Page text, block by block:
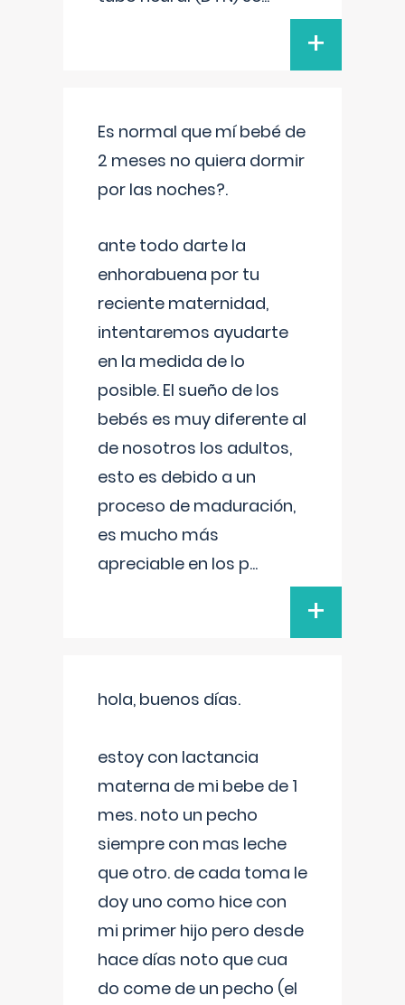
+
Es normal que mí bebé de
2 meses no quiera dormir
por las noches?.
ante todo darte la
enhorabuena por tu
reciente maternidad,
intentaremos ayudarte
en la medida de lo
posible. El sueño de los
bebés es muy diferente al
de nosotros los adultos,
esto es debido a un
proceso de maduración,
es mucho más
apreciable en los p...
+
hola, buenos días.
estoy con lactancia
materna de mi bebe de 1
mes. noto un pecho
siempre con mas leche
que otro. de cada toma le
doy uno como hice con
mi primer hijo pero desde
hace días noto que cua
do come de un pecho (el